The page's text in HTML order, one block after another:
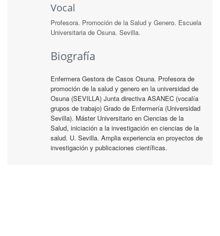
Vocal
Profesora. Promoción de la Salud y Genero. Escuela
Universitaria de Osuna. Sevilla.
Biografía
Enfermera Gestora de Casos Osuna. Profesora de
promoción de la salud y genero en la universidad de
Osuna (SEVILLA) Junta directiva ASANEC (vocalía
grupos de trabajo) Grado de Enfermería (Universidad
Sevilla). Máster Universitario en Ciencias de la
Salud, iniciación a la investigación en ciencias de la
salud. U. Sevilla. Amplia experiencia en proyectos de
investigación y publicaciones científicas.